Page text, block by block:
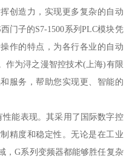
创造力，实现更多复杂的自动
门子的S7-1500系列PLC模块凭
作的特点，为各行各业的自动
作为浔之漫智控技术(上海)有限
服务，帮助您实现更、智能的
表现。其采用了国际数字控
精度和稳定性。无论是在工业
，G系列变频器都能够胜任复杂